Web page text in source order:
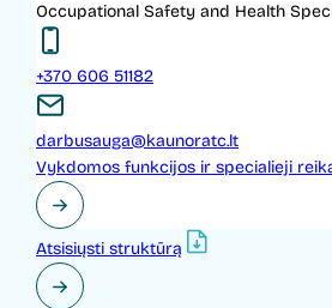
Occupational Safety and Health
+370 606 51182
darbusauga@kaunoratc.lt
Vykdomos funkcijos ir specialieji
Atsisiųsti struktūrą